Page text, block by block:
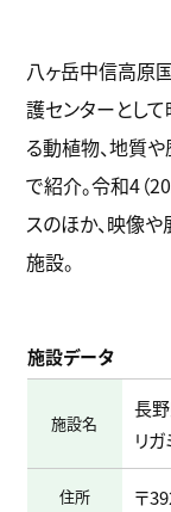
八ヶ岳中信高原
護センターとし
る動植物、地質
で紹介。令和4（
スのほか、映像
施設。
施設データ
施設名
長
リ
住所 〒